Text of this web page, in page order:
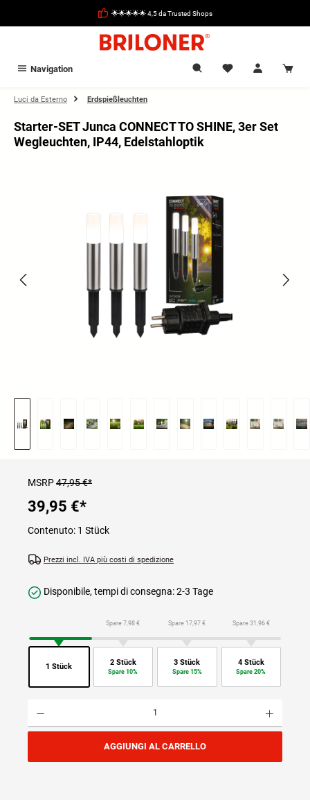
🌟🌟🌟🌟🌟 4,5 da Trusted Shops
Navigation
Luci da Esterno Erdspießleuchten
Starter-SET Junca CONNECT TO SHINE, 3er Set
Wegleuchten, IP44, Edelstahloptik
MSRP47,95 €*
39,95 €*
Contenuto: 1 Stück
Prezzi incl. IVA più costi di spedizione
Disponibile, tempi di consegna: 2-3 Tage
1 Stück
Spare 7,98 €
2 Stück
Spare 10%
Spare 17,97 €
3 Stück
Spare 15%
Spare 31,96 €
4 Stück
Spare 20%
AGGIUNGI AL CARRELLO